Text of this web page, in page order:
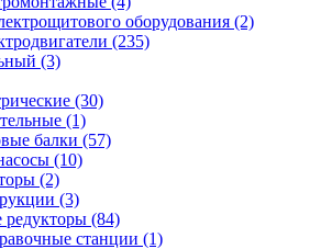
оборудования (2)
(235)
(3)
(30)
(1)
балки (57)
(10)
(2)
(3)
(84)
станции (1)